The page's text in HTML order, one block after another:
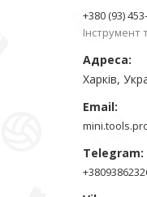
+380 (93)
Інструмент
Харків,